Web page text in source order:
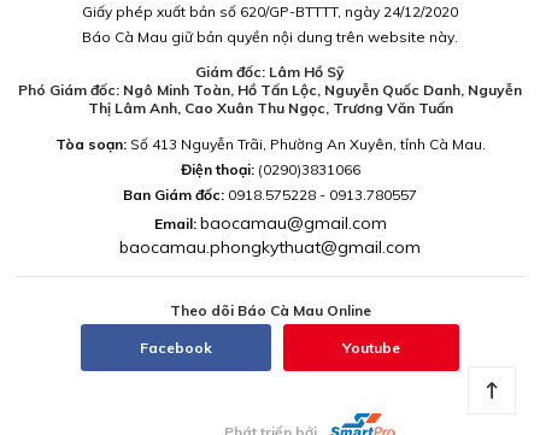
Giấy phép xuất bản số 620/GP-BTTTT, ngày 24/12/2020
Báo Cà Mau giữ bản quyền nội dung trên website này.
Giám đốc: Lâm Hồ Sỹ
Phó Giám đốc: Ngô Minh Toàn, Hồ Tấn Lộc, Nguyễn Quốc Danh, Nguyễn
Thị Lâm Anh, Cao Xuân Thu Ngọc, Trương Văn Tuấn
Tòa soạn:Số 413 Nguyễn Trãi, Phường An Xuyên, tỉnh Cà Mau.
Điện thoại: (0290)3831066
Ban Giám đốc: 0918.575228 - 0913.780557
Email: baocamau@gmail.com
baocamau.phongkythuat@gmail.com
Theo dõi Báo Cà Mau Online
Facebook Youtube